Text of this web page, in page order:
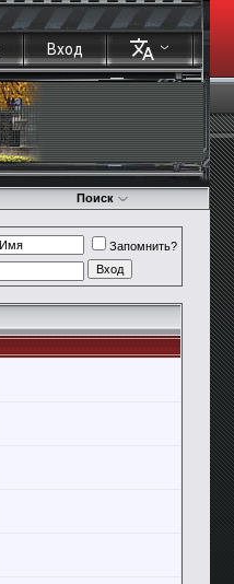
Вход
Поиск
Запомнить?